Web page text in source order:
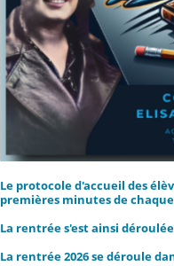
Le protocole d'accueil des
premières minutes de
La rentrée s'est ainsi
La rentrée 2026 se déroule